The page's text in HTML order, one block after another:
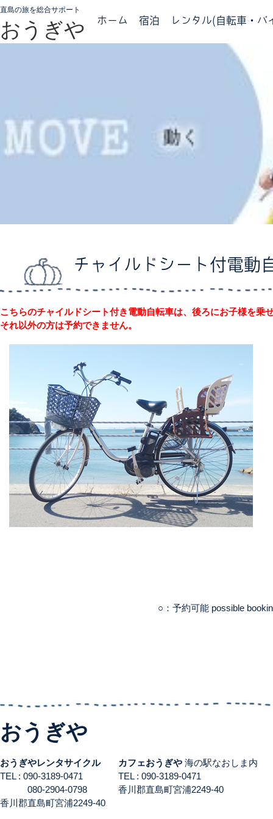
直島の旅を総合サポート
おうぎや ホーム 宿泊 レンタル(自転車・バ
チャイルドシート付
こちらのチャイルドシート付き電動自転車は、後ろにお子様を乗
それ以外の方は予約できません。
○：予約可能 possible
おうぎや
おうぎやレンタサイクル
TEL : 090-3189-0471
080-2904-0798
香川郡直島町宮浦2249-40
カフェおうぎや 海の駅なおしま内
TEL : 090-3189-0471
香川郡直島町宮浦2249-40